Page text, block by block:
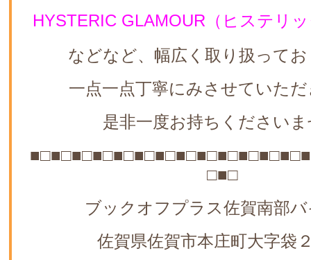
HYSTERIC GLAMOUR（ヒステリ
などなど、幅広く取り扱って
一点一点丁寧にみさせていた
是非一度お持ちください
□■□
ブックオフプラス佐賀南部
佐賀県佐賀市本庄町大字袋